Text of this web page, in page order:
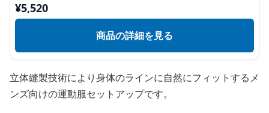
¥5,520
商品の詳細を見る
立体縫製技術により身体のラインに自然にフィットするメ
ンズ向けの運動服セットアップです。